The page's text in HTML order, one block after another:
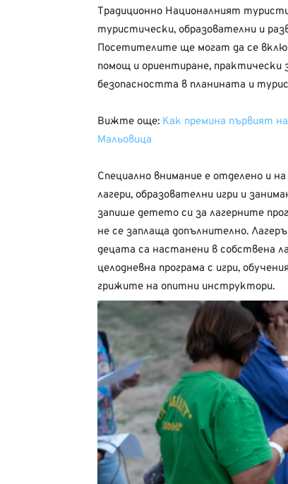
Традиционно Националният
туристически, образователни и
Посетителите ще могат да се
помощ и ориентиране, практически
безопасността в планината и
Вижте още: Как премина първият
Мальовица
Специално внимание е отделено и
лагери, образователни игри и
запише детето си за лагерните
не се заплаща допълнително.
децата са настанени в собствена
целодневна програма с игри,
грижите на опитни инструктори.